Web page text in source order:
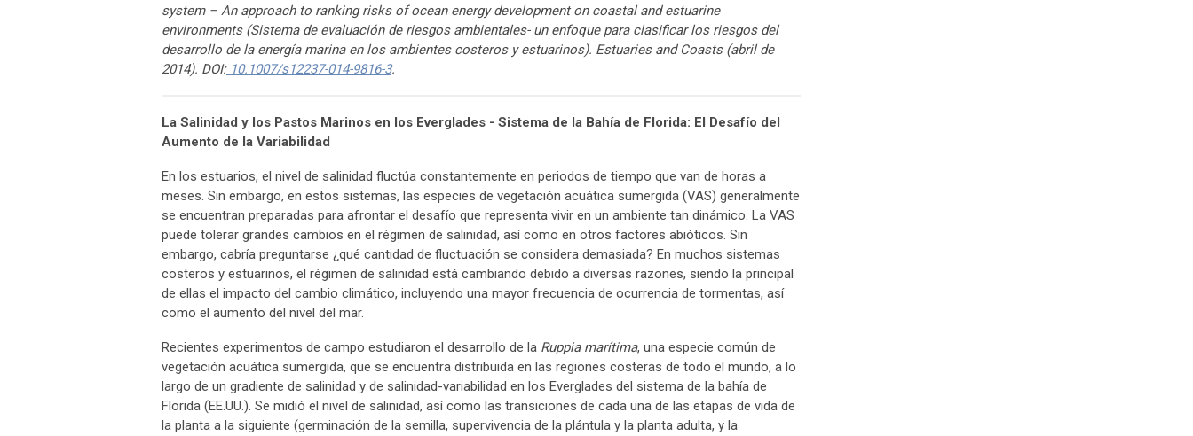
system – An approach to ranking risks of ocean energy development on coastal and estuarine
environments (Sistema de evaluación de riesgos ambientales- un enfoque para clasificar los riesgos del
desarrollo de la energía marina en los ambientes costeros y estuarinos). Estuaries and Coasts (abril de
2014). DOI:10.1007/s12237-014-9816-3.
La Salinidad y los Pastos Marinos en los Everglades - Sistema de la Bahía de Florida: El Desafío del
Aumento de la Variabilidad
En los estuarios, el nivel de salinidad fluctúa constantemente en periodos de tiempo que van de horas a
meses. Sin embargo, en estos sistemas, las especies de vegetación acuática sumergida (VAS) generalmente
se encuentran preparadas para afrontar el desafío que representa vivir en un ambiente tan dinámico. La VAS
puede tolerar grandes cambios en el régimen de salinidad, así como en otros factores abióticos. Sin
embargo, cabría preguntarse ¿qué cantidad de fluctuación se considera demasiada? En muchos sistemas
costeros y estuarinos, el régimen de salinidad está cambiando debido a diversas razones, siendo la principal
de ellas el impacto del cambio climático, incluyendo una mayor frecuencia de ocurrencia de tormentas, así
como el aumento del nivel del mar.
Recientes experimentos de campo estudiaron el desarrollo de la Ruppia marítima, una especie común de
vegetación acuática sumergida, que se encuentra distribuida en las regiones costeras de todo el mundo, a lo
largo de un gradiente de salinidad y de salinidad-variabilidad en los Everglades del sistema de la bahía de
Florida (EE.UU.). Se midió el nivel de salinidad, así como las transiciones de cada una de las etapas de vida de
la planta a la siguiente (germinación de la semilla, supervivencia de la plántula y la planta adulta, y la